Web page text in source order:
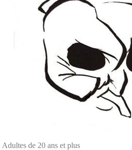
Adultes de 20 ans et plus